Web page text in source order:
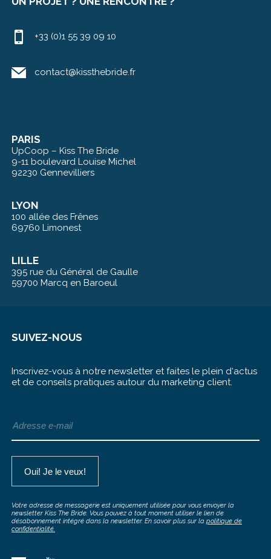
+33 (0)1 55 39 09 10
contact@kissthebride.fr
PARIS
UpCoop – Kiss The Bride
9-11 boulevard Louise Michel
92230 Gennevilliers
LYON
100 allée des Frênes
69760 Limonest
LILLE
395 rue du Général de Gaulle
59700 Marcq en Baroeul
SUIVEZ-NOUS
Inscrivez-vous à notre newsletter et faites le plein d‘actus
et de conseils pratiques autour du marketing client.
Votre adresse de messagerie est uniquement utilisée pour vous envoyer la
newsletter Kiss The Bride. Vous pouvez à tout moment utiliser le lien de
désabonnement intégré dans la newsletter. En savoir plus sur la politique de
confidentialité.